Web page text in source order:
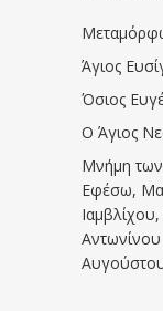
Άγιος
Όσιος
Ο Άγιος
Μνήμη
Eφέσω,